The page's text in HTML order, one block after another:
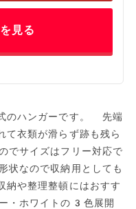
見る
のハンガーです。 先端
て衣類が滑らず跡も残ら
でサイズはフリー対応で
なので収納用としても
納や整理整頓にはおすす
・ホワイトの3色展開